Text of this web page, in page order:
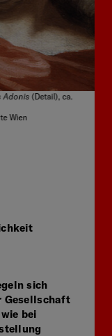
Adonis (Detail), ca.
Wien
sich
Gesellschaft
bei